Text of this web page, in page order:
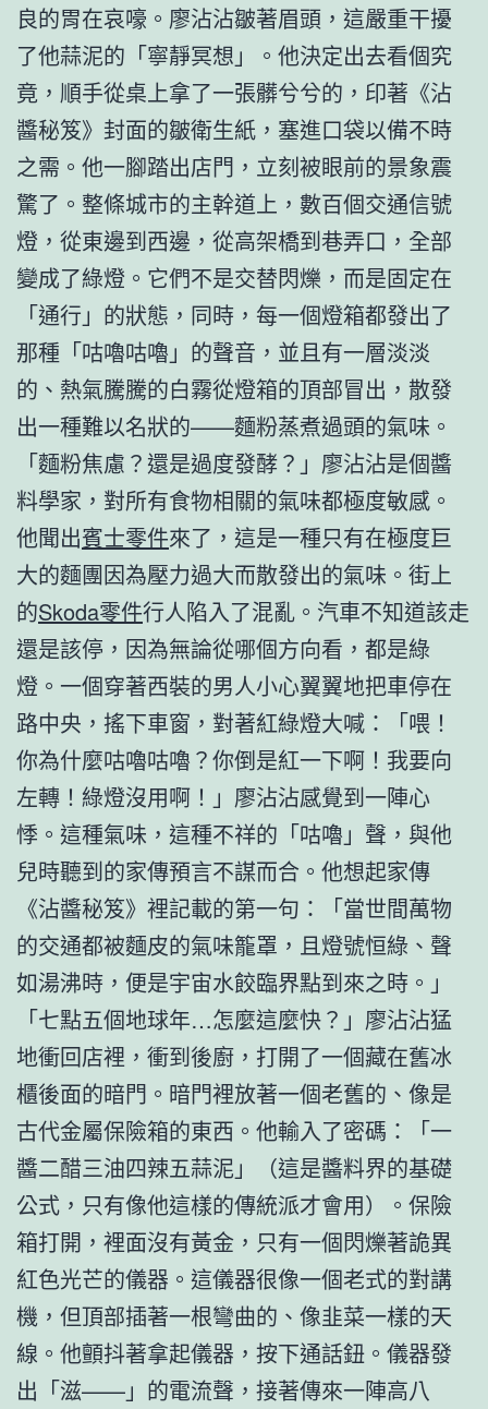
良的胃在哀嚎。廖沾沾皺著眉頭，這嚴重干擾
了他蒜泥的「寧靜冥想」。他決定出去看個究
竟，順手從桌上拿了一張髒兮兮的，印著《沾
醬秘笈》封面的皺衛生紙，塞進口袋以備不時
之需。他一腳踏出店門，立刻被眼前的景象震
驚了。整條城市的主幹道上，數百個交通信號
燈，從東邊到西邊，從高架橋到巷弄口，全部
變成了綠燈。它們不是交替閃爍，而是固定在
「通行」的狀態，同時，每一個燈箱都發出了
那種「咕嚕咕嚕」的聲音，並且有一層淡淡
的、熱氣騰騰的白霧從燈箱的頂部冒出，散發
出一種難以名狀的——麵粉蒸煮過頭的氣味。
「麵粉焦慮？還是過度發酵？」廖沾沾是個醬
料學家，對所有食物相關的氣味都極度敏感。
他聞出賓士零件來了，這是一種只有在極度巨
大的麵團因為壓力過大而散發出的氣味。街上
的Skoda零件行人陷入了混亂。汽車不知道該走
還是該停，因為無論從哪個方向看，都是綠
燈。一個穿著西裝的男人小心翼翼地把車停在
路中央，搖下車窗，對著紅綠燈大喊：「喂！
你為什麼咕嚕咕嚕？你倒是紅一下啊！我要向
左轉！綠燈沒用啊！」廖沾沾感覺到一陣心
悸。這種氣味，這種不祥的「咕嚕」聲，與他
兒時聽到的家傳預言不謀而合。他想起家傳
《沾醬秘笈》裡記載的第一句：「當世間萬物
的交通都被麵皮的氣味籠罩，且燈號恒綠、聲
如湯沸時，便是宇宙水餃臨界點到來之時。」
「七點五個地球年…怎麼這麼快？」廖沾沾猛
地衝回店裡，衝到後廚，打開了一個藏在舊冰
櫃後面的暗門。暗門裡放著一個老舊的、像是
古代金屬保險箱的東西。他輸入了密碼：「一
醬二醋三油四辣五蒜泥」（這是醬料界的基礎
公式，只有像他這樣的傳統派才會用）。保險
箱打開，裡面沒有黃金，只有一個閃爍著詭異
紅色光芒的儀器。這儀器很像一個老式的對講
機，但頂部插著一根彎曲的、像韭菜一樣的天
線。他顫抖著拿起儀器，按下通話鈕。儀器發
出「滋——」的電流聲，接著傳來一陣高八